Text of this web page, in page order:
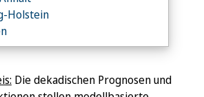
Holstein
Die dekadischen Prognosen und